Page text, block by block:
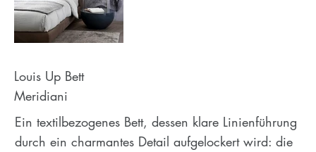
Louis Up Bett
Meridiani
Ein textilbezogenes Bett, dessen klare Linienführung
durch ein charmantes Detail aufgelockert wird: die